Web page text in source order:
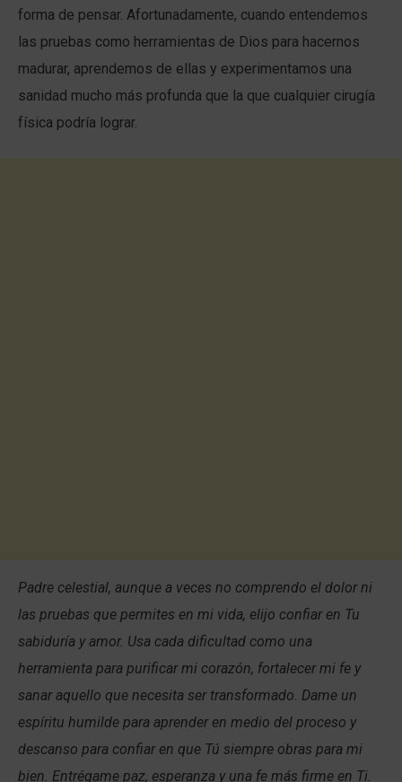
forma de pensar. Afortunadamente, cuando entendemos
las pruebas como herramientas de Dios para hacernos
madurar, aprendemos de ellas y experimentamos una
sanidad mucho más profunda que la que cualquier cirugía
física podría lograr.
Padre celestial, aunque a veces no comprendo el dolor ni
las pruebas que permites en mi vida, elijo confiar en Tu
sabiduría y amor. Usa cada dificultad como una
herramienta para purificar mi corazón, fortalecer mi fe y
sanar aquello que necesita ser transformado. Dame un
espíritu humilde para aprender en medio del proceso y
descanso para confiar en que Tú siempre obras para mi
bien. Entrégame paz, esperanza y una fe más firme en Ti.